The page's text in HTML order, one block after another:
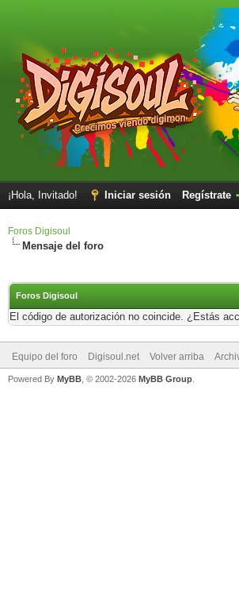
¡Hola, Invitado! Iniciar sesión Regístrate
Foros Digisoul
Mensaje del foro
Foros Digisoul
El código de autorización no coincide. ¿Estás
Equipo del foro Digisoul.net Volver arriba
Powered By MyBB , © 2002-2026 MyBB Group